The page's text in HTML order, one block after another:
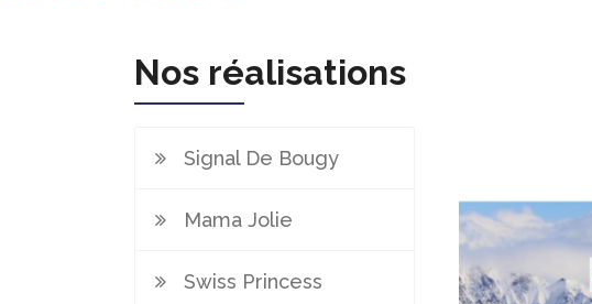
Nos réalisations
Signal De Bougy
Mama Jolie
Swiss Princess